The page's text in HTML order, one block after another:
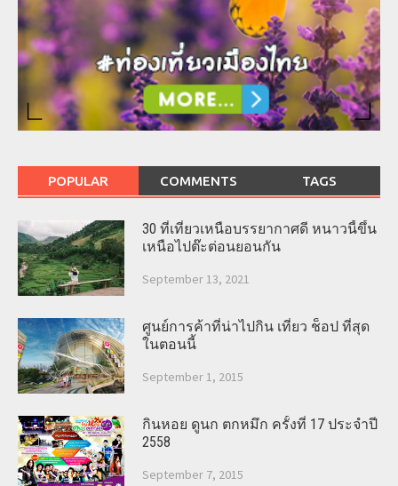
POPULAR COMMENTS TAGS
30 ที่เที่ยวเหนือบรรยากาศดี หนาวนี้ขึ้น
เหนือไปต๊ะต่อนยอนกัน
September 13, 2021
ศูนย์การค้าที่น่าไปกิน เที่ยว ช็อป ที่สุด
ในตอนนี้
September 1, 2015
กินหอย ดูนก ตกหมึก ครั้งที่ 17 ประจำปี
2558
September 7, 2015